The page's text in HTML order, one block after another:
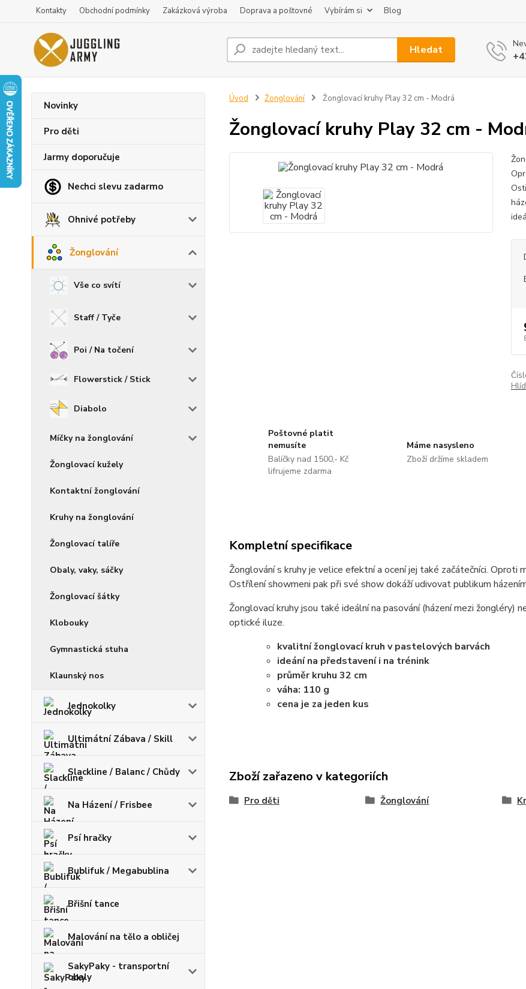
Kontakty Obchodní podmínky Zakázková výroba Doprava a poštovné Vybírám si Blog
Hledat
Novinky
Pro děti
Jarmy doporučuje
Nechci slevu zadarmo
Ohnivé potřeby
Žonglování
Vše co svítí
Staff / Tyče
Poi / Na točení
Flowerstick / Stick
Diabolo
Míčky na žonglování
Žonglovací kužely
Kontaktní žonglování
Kruhy na žonglování
Žonglovací talíře
Obaly, vaky, sáčky
Žonglovací šátky
Klobouky
Gymnastická stuha
Klaunský nos
Jednokolky
Ultimátní Zábava / Skill
Slackline / Balanc / Chůdy
Na Házení / Frisbee
Psí hračky
Bublifuk / Megabublina
Břišní tance
Malování na tělo a obličej
SakyPaky - transportní
obaly
Úvod Žonglování Žonglovací kruhy Play 32 cm - Modrá
Žonglovací kruhy Play 32 cm -
Poštovné platit
nemusíte
Balíčky nad 1500,- Kč
lifrujeme zdarma
Máme nasysleno
Zboží držíme skladem
Kompletní specifikace
Žonglování s kruhy je velice efektní a ocení jej také začátečníci.
Ostřílení showmeni pak při své show dokáží udivovat publikum
Žonglovací kruhy jsou také ideální na pasování (házení mezi žongléry)
optické iluze.
kvalitní žonglovací kruh v pastelových barvách
ideání na představení i na trénink
průměr kruhu 32 cm
váha: 110 g
cena je za jeden kus
Zboží zařazeno v kategoriích
Pro děti Žonglování